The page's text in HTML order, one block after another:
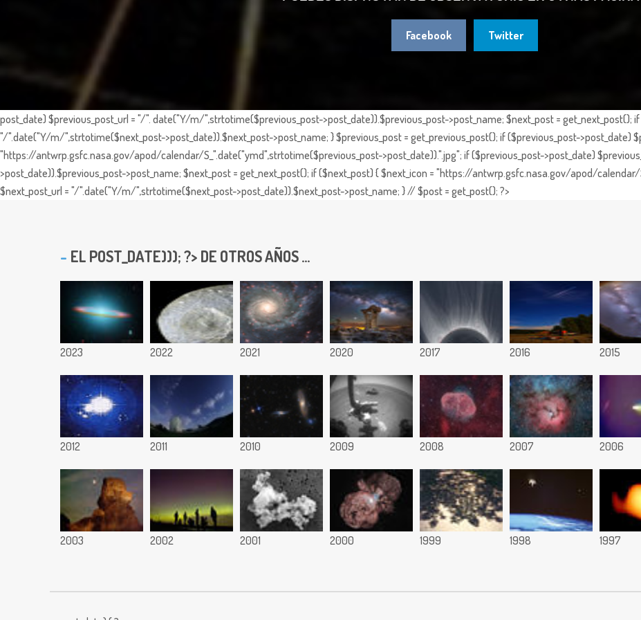
Facebook Twitter
post_date) $previous_post_url = "/". date("Y/m/",strtotime($previous_post->post_date)).$previous_post->post_name; $next_post = get_next_post();
"/".date("Y/m/",strtotime($next_post->post_date)).$next_post->post_name; } $previous_post = get_previous_post(); if ($previous_post->post_date)
"https://antwrp.gsfc.nasa.gov/apod/calendar/S_".date("ymd",strtotime($previous_post->post_date)).".jpg"; if ($previous_post->post_date)
>post_date)).$previous_post->post_name; $next_post = get_next_post(); if ($next_post) { $next_icon = "https://antwrp.gsfc.nasa.gov/apod/
$next_post_url = "/".date("Y/m/",strtotime($next_post->post_date)).$next_post->post_name; } // $post = get_post(); ?>
EL POST_DATE))); ?> DE OTROS AÑOS ...
2023 2022 2021 2020 2017 2016 2015
2012 2011 2010 2009 2008 2007 2006
2003 2002 2001 2000 1999 1998 1997